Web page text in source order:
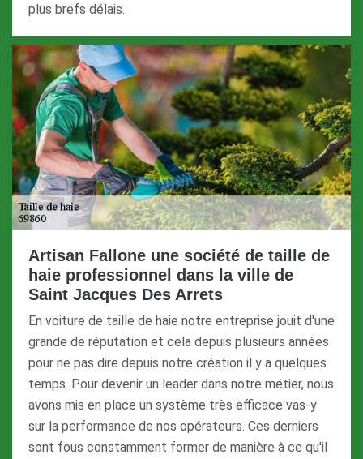
plus brefs délais.
Artisan Fallone une société de taille de
haie professionnel dans la ville de
Saint Jacques Des Arrets
En voiture de taille de haie notre entreprise jouit d'une
grande de réputation et cela depuis plusieurs années
pour ne pas dire depuis notre création il y a quelques
temps. Pour devenir un leader dans notre métier, nous
avons mis en place un système très efficace vas-y
sur la performance de nos opérateurs. Ces derniers
sont fous constamment former de manière à ce qu'il